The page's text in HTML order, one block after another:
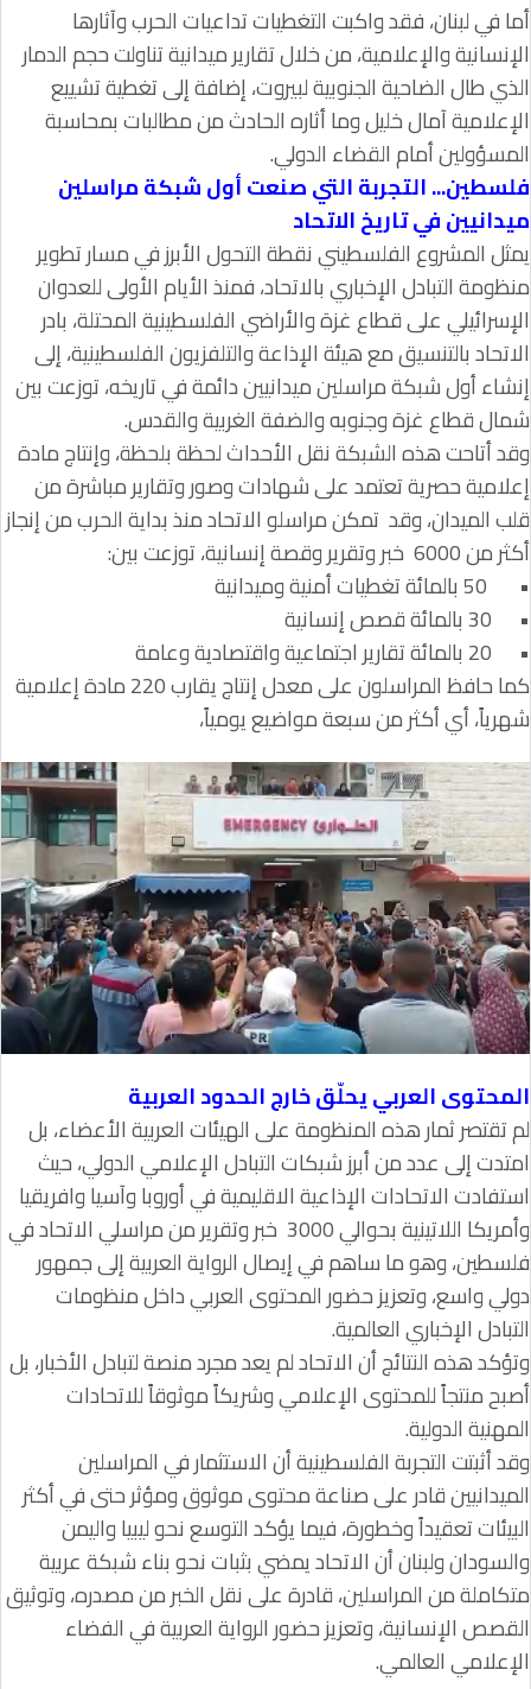
أما في لبنان، فقد واكبت التغطيات تداعيات الحرب وآثارها
الإنسانية والإعلامية، من خلال تقارير ميدانية تناولت حجم الدمار
الذي طال الضاحية الجنوبية لبيروت، إضافة إلى تغطية تشييع
الإعلامية آمال خليل وما أثاره الحادث من مطالبات بمحاسبة
المسؤولين أمام القضاء الدولي.
فلسطين... التجربة التي صنعت أول شبكة مراسلين
ميدانيين في تاريخ الاتحاد
يمثل المشروع الفلسطيني نقطة التحول الأبرز في مسار تطوير
منظومة التبادل الإخباري بالاتحاد، فمنذ الأيام الأولى للعدوان
الإسرائيلي على قطاع غزة والأراضي الفلسطينية المحتلة، بادر
الاتحاد بالتنسيق مع هيئة الإذاعة والتلفزيون الفلسطينية، إلى
إنشاء أول شبكة مراسلين ميدانيين دائمة في تاريخه، توزعت بين
شمال قطاع غزة وجنوبه والضفة الغربية والقدس.
وقد أتاحت هذه الشبكة نقل الأحداث لحظة بلحظة، وإنتاج مادة
إعلامية حصرية تعتمد على شهادات وصور وتقارير مباشرة من
قلب الميدان، وقد تمكن مراسلو الاتحاد منذ بداية الحرب من إنجاز
أكثر من 6000 خبر وتقرير وقصة إنسانية، توزعت بين:
•
•
30 بالمائة قصص إنسانية
•
20 بالمائة تقارير اجتماعية واقتصادية وعامة
كما حافظ المراسلون على معدل إنتاج يقارب 220 مادة إعلامية
شهرياً، أي أكثر من سبعة مواضيع يومياً،
المحتوى العربي يحلّق خارج الحدود العربية
لم تقتصر ثمار هذه المنظومة على الهيئات العربية الأعضاء، بل
امتدت إلى عدد من أبرز شبكات التبادل الإعلامي الدولي، حيث
استفادت الاتحادات الإذاعية الاقليمية في أوروبا وآسيا وافريقيا
وأمريكا اللاتينية بحوالي 3000 خبر وتقرير من مراسلي الاتحاد في
فلسطين، وهو ما ساهم في إيصال الرواية العربية إلى جمهور
دولي واسع، وتعزيز حضور المحتوى العربي داخل منظومات
التبادل الإخباري العالمية.
وتؤكد هذه النتائج أن الاتحاد لم يعد مجرد منصة لتبادل الأخبار، بل
أصبح منتجاً للمحتوى الإعلامي وشريكاً موثوقاً للاتحادات
المهنية الدولية.
وقد أثبتت التجربة الفلسطينية أن الاستثمار في المراسلين
الميدانيين قادر على صناعة محتوى موثوق ومؤثر حتى في أكثر
البيئات تعقيداً وخطورة، فيما يؤكد التوسع نحو ليبيا واليمن
والسودان ولبنان أن الاتحاد يمضي بثبات نحو بناء شبكة عربية
متكاملة من المراسلين، قادرة على نقل الخبر من مصدره، وتوثيق
القصص الإنسانية، وتعزيز حضور الرواية العربية في الفضاء
الإعلامي العالمي.